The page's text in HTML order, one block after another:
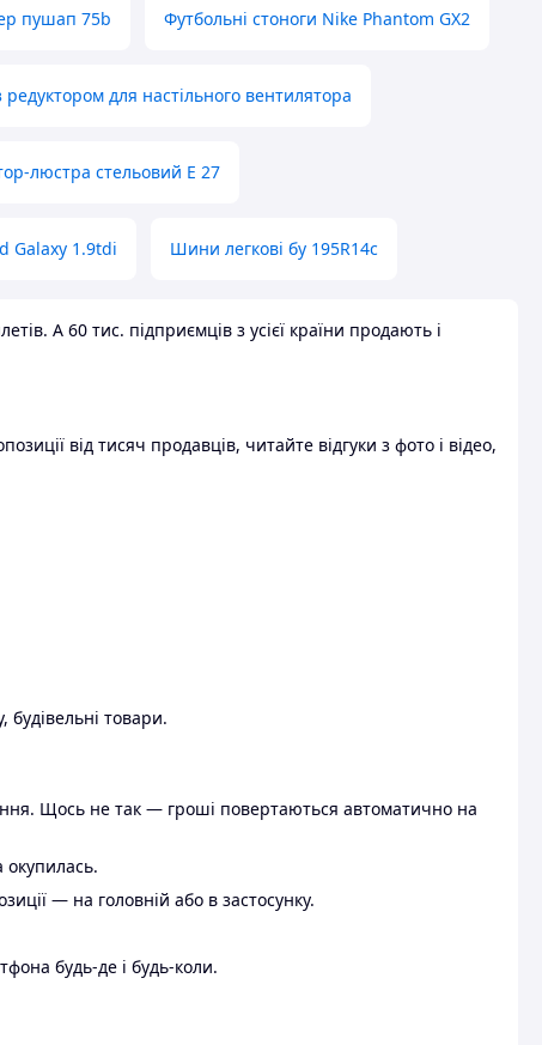
пушап 75b Футбольні стоноги Nike Phantom GX2
редуктором для настільного вентилятора
люстра стельовий E 27
Galaxy 1.9tdi Шини легкові бу 195R14c
А 60 тис. підприємців з усієї країни продають і
від тисяч продавців, читайте відгуки з фото і відео,
товари.
Щось не так — гроші повертаються автоматично на
окупилась.
— на головній або в застосунку.
будь-де і будь-коли.